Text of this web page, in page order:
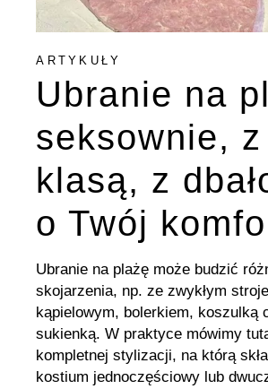
ARTYKUŁY
Ubranie na
seksownie, z
klasą, z
o Twój
Ubranie na plażę może budzić
skojarzenia, np. ze zwykłym
kąpielowym, bolerkiem, koszulką
sukienką. W praktyce mówimy
kompletnej stylizacji, na którą
kostium jednoczęściowy lub